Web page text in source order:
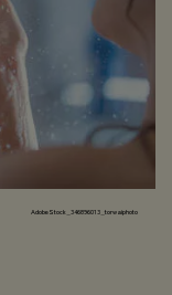
AdobeStock_346896013_torwaiphoto